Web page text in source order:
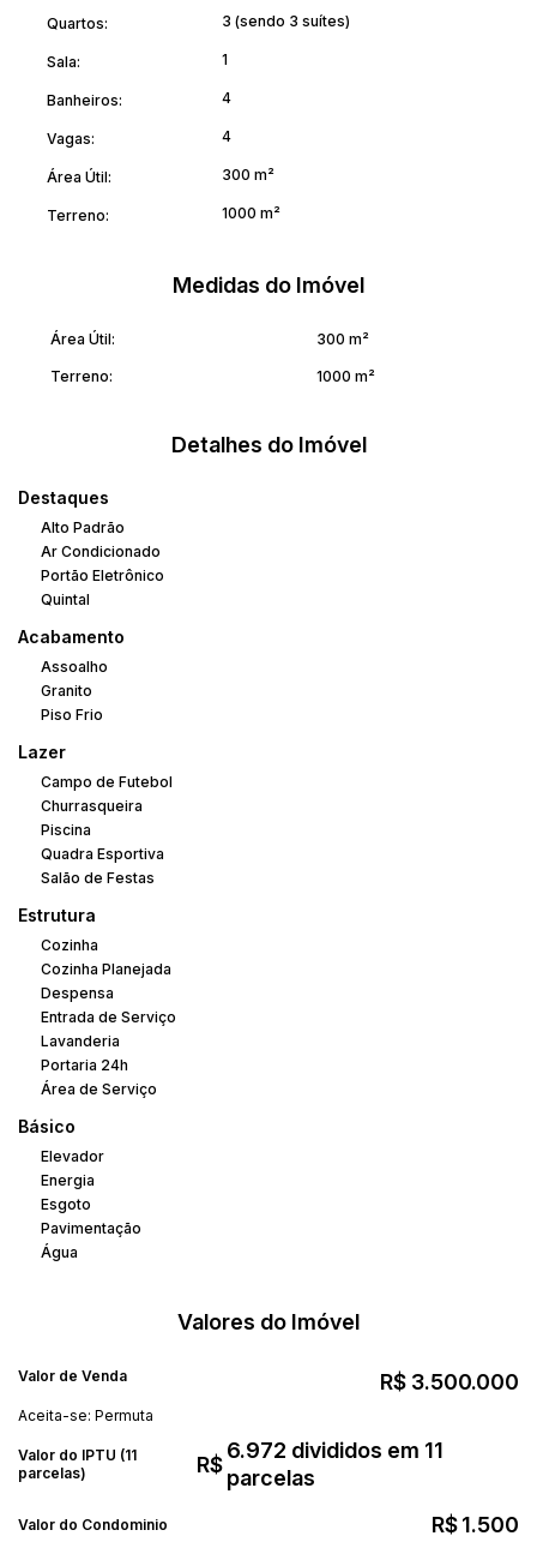
Quartos: 3 (sendo 3 suítes)
Sala: 1
Banheiros: 4
Vagas: 4
Área Útil: 300 m²
Terreno: 1000 m²
Medidas do Imóvel
Área Útil: 300 m²
Terreno: 1000 m²
Detalhes do Imóvel
Destaques
Alto Padrão
Ar Condicionado
Portão Eletrônico
Quintal
Acabamento
Assoalho
Granito
Piso Frio
Lazer
Campo de Futebol
Churrasqueira
Piscina
Quadra Esportiva
Salão de Festas
Estrutura
Cozinha
Cozinha Planejada
Despensa
Entrada de Serviço
Lavanderia
Portaria 24h
Área de Serviço
Básico
Elevador
Energia
Esgoto
Pavimentação
Água
Valores do Imóvel
R$ 3.500.000
Valor de Venda
Aceita-se: Permuta
Valor do IPTU (11
parcelas)
R$
6.972 divididos em 11
parcelas
Valor do Condominio R$1.500